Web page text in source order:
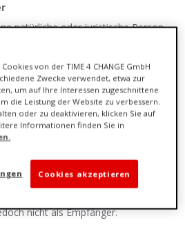
natürliche oder juristische Person,
andere Stelle, die
oder juristische Person,
andere Stelle, der
offengelegt werden, unabhängig
eines bestimmten
dem Unionsrecht oder dem
nicht als Empfänger.
von der TIME 4 CHANGE GmbH
Zwecke verwendet, etwa zur
um auf Ihre Interessen zugeschnittene
die Leistung der Website zu verbessern.
oder zu deaktivieren, klicken Sie auf
Informationen finden Sie in
Cookies akzeptieren